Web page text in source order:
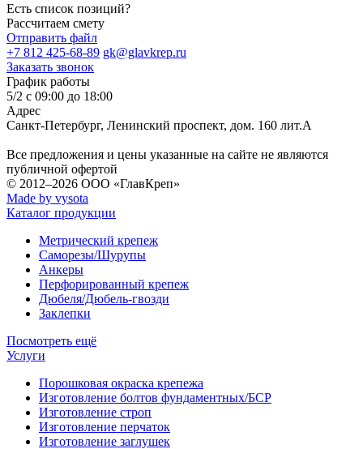
Есть список позиций?
Рассчитаем смету
Отправить файл
+7 812 425-68-89 gk@glavkrep.ru
Заказать звонок
График работы
5/2 с 09:00 до 18:00
Адрес
Санкт-Петербург, Ленинский проспект, дом. 160 лит.А
Все предложения и цены указанные на сайте не являются
публичной офертой
© 2012–2026 ООО «ГлавКреп»
Made by vysota
Каталог продукции
Метрический крепеж
Саморезы/Шурупы
Анкеры
Перфорированный крепеж
Дюбеля/Дюбель-гвозди
Заклепки
Посмотреть ещё
Услуги
Порошковая окраска крепежа
Изготовление болтов фундаментных/БСР
Изготовление строп
Изготовление перчаток
Изготовление заглушек